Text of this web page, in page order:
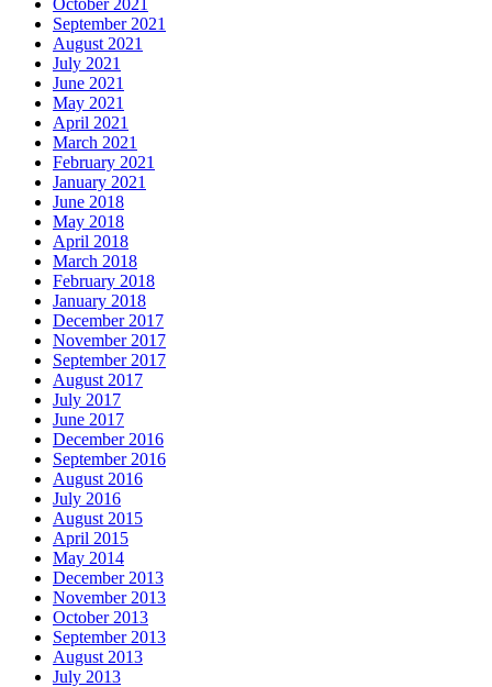
September 2021
August 2021
July 2021
June 2021
May 2021
April 2021
March 2021
February 2021
January 2021
June 2018
May 2018
April 2018
March 2018
February 2018
January 2018
December 2017
November 2017
September 2017
August 2017
July 2017
June 2017
December 2016
September 2016
August 2016
July 2016
August 2015
April 2015
May 2014
December 2013
November 2013
October 2013
September 2013
August 2013
July 2013